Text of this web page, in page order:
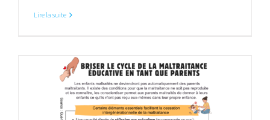
Lire la suite